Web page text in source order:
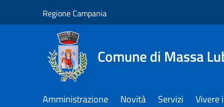
Regione Campania
Comune di Massa
Amministrazione Novità Servizi Vivere